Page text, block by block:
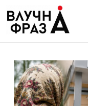
содержимому
Гроші
Життя